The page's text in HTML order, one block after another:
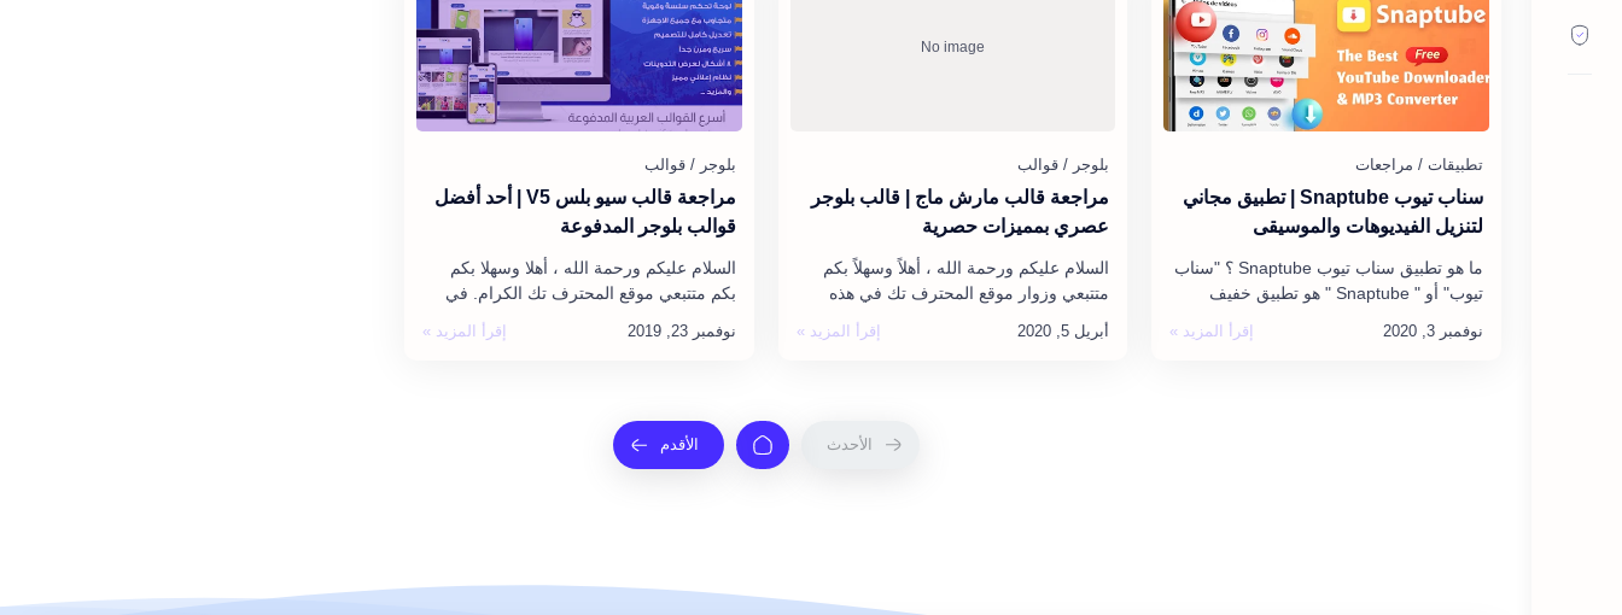
سناب تيوب Snaptube | تطبيق مجاني
لتنزيل الفيديوهات والموسيقى
ما هو تطبيق سناب تيوب Snaptube ؟ "سناب
تيوب" أو " Snaptube " هو تطبيق خفيف
سيساعدك على التعامل مع تنزيل الموسيقى
و الفيديوهات ب…
مراجعة قالب مارش ماج | قالب بلوجر
عصري بمميزات حصرية
السلام عليكم ورحمة الله ، أهلاً وسهلاً بكم
متتبعي وزوار موقع المحترف تك في هذه
التدوينة الجديدة ، حيث سأتطرق لـ مراجعة
قالب مارش ماج MarshMag الجد…
مراجعة قالب سيو بلس V5 | أحد أفضل
قوالب بلوجر المدفوعة
السلام عليكم ورحمة الله ، أهلا وسهلا بكم
بكم متتبعي موقع المحترف تك الكرام. في
هذه التدوينة الجديدة ، حيث سأتطرق لـ
مراجعة قالب سيو بلس Seo Plus ب…